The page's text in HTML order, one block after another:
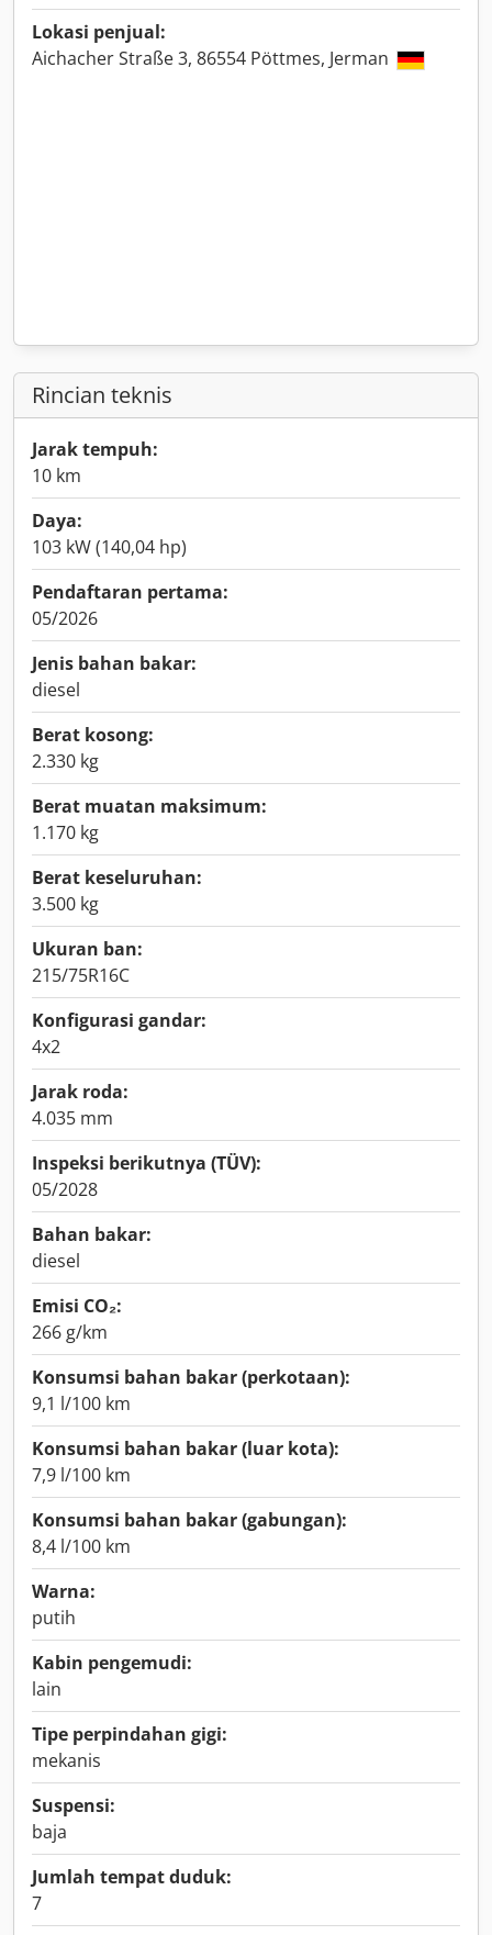
Lokasi penjual:
Aichacher Straße 3, 86554 Pöttmes, Jerman
Rincian teknis
Jarak tempuh:
10 km
Daya:
103 kW (140,04 hp)
Pendaftaran pertama:
05/2026
Jenis bahan bakar:
diesel
Berat kosong:
2.330 kg
Berat muatan maksimum:
1.170 kg
Berat keseluruhan:
3.500 kg
Ukuran ban:
215/75R16C
Konfigurasi gandar:
4x2
Jarak roda:
4.035 mm
Inspeksi berikutnya (TÜV):
05/2028
Bahan bakar:
diesel
Emisi CO₂:
266 g/km
Konsumsi bahan bakar (perkotaan):
9,1 l/100 km
Konsumsi bahan bakar (luar kota):
7,9 l/100 km
Konsumsi bahan bakar (gabungan):
8,4 l/100 km
Warna:
putih
Kabin pengemudi:
lain
Tipe perpindahan gigi:
mekanis
Suspensi:
baja
Jumlah tempat duduk:
7